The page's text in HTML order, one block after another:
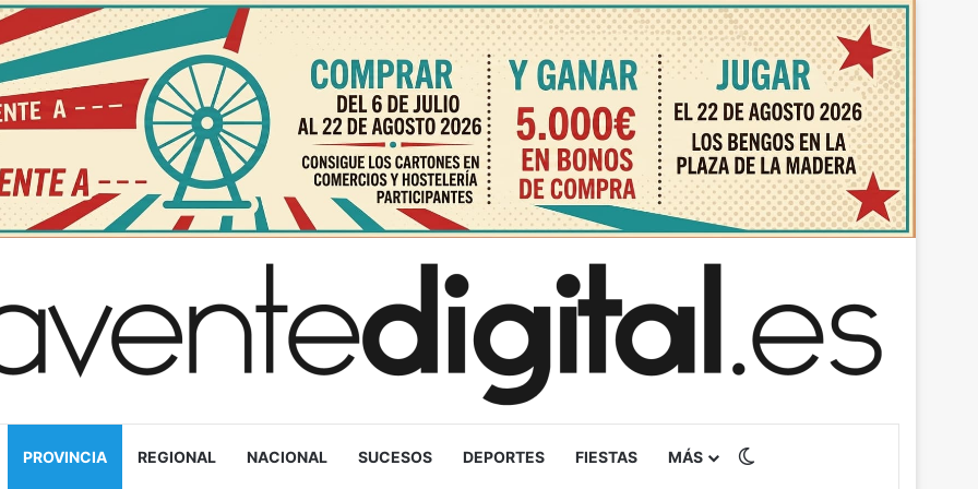
PROVINCIA REGIONAL NACIONAL SUCESOS DEPORTES FIESTAS MÁS